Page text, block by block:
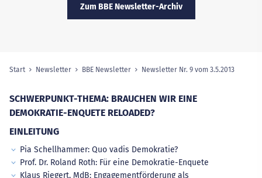
Zum BBE Newsletter-Archiv
Sie sind hier:
Start Newsletter BBE Newsletter Newsletter Nr. 9 vom 3.5.2013
SCHWERPUNKT-THEMA: BRAUCHEN WIR EINE
DEMOKRATIE-ENQUETE RELOADED?
EINLEITUNG
Pia Schellhammer: Quo vadis Demokratie?
Prof. Dr. Roland Roth: Für eine Demokratie-Enquete
Klaus Riegert, MdB: Engagementförderung als